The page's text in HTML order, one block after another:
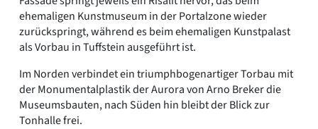
ehemaligen Kunstmuseum in der Portalzone wieder
zurückspringt, während es beim ehemaligen Kunstpalast
als Vorbau in Tuffstein ausgeführt ist.
Im Norden verbindet ein triumphbogenartiger Torbau mit
der Monumentalplastik der Aurora von Arno Breker die
Museumsbauten, nach Süden hin bleibt der Blick zur
Tonhalle frei.